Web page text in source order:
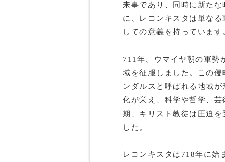
来事であり、同時に新た
に、レコンキスタは単な
しての意義を持っています
711年、ウマイヤ朝の軍勢
域を征服しました。この
ンダルスと呼ばれる地域
化が栄え、科学や哲学、
期、キリスト教徒は圧迫
した。
レコンキスタは718年に始